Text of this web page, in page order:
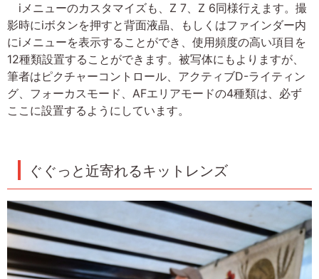
iメニューのカスタマイズも、Z 7、Z 6同様行えます。撮
影時にiボタンを押すと背面液晶、もしくはファインダー内
にiメニューを表示することができ、使用頻度の高い項目を
12種類設置することができます。被写体にもよりますが、
筆者はピクチャーコントロール、アクティブD-ライティン
グ、フォーカスモード、AFエリアモードの4種類は、必ず
ここに設置するようにしています。
ぐぐっと近寄れるキットレンズ